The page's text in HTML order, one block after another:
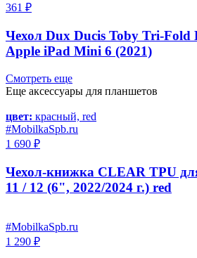
361 ₽
Чехол Dux Ducis Toby Tri-Fold
Apple iPad Mini 6 (2021)
Смотреть еще
Еще аксессуары для планшетов
цвет: красный, red
#MobilkaSpb.ru
1 690 ₽
Чехол-книжка CLEAR TPU
11 / 12 (6", 2022/2024 г.) red
#MobilkaSpb.ru
1 290 ₽